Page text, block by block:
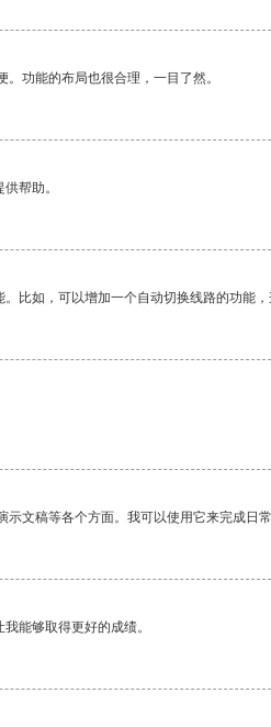
功能的布局也很合理，一目了然。
帮助。
比如，可以增加一个自动切换线路的功能
文稿等各个方面。我可以使用它来完成日
能够取得更好的成绩。